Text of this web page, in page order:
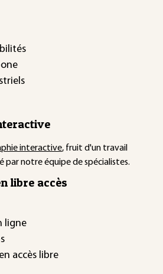
interactive, fruit d'un travail
par notre équipe de spécialistes.
libre accès
ligne
accès libre